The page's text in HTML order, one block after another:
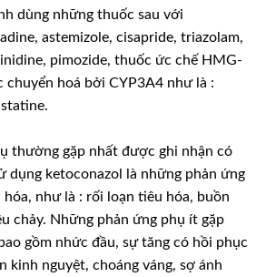
dùng những thuốc sau với
astemizole, cisapride, triazolam,
pimozide, thuốc ức chế HMG-
chuyển hoá bởi CYP3A4 như là :
thường gặp nhất được ghi nhận có
dụng ketoconazol là những phản ứng
như là : rối loạn tiêu hóa, buồn
chảy. Những phản ứng phụ ít gặp
gồm nhức đầu, sự tăng có hồi phục
kinh nguyệt, choáng váng, sợ ánh